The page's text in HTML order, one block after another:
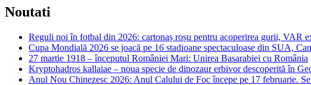
Noutati
Reguli noi în fotbal din 2026: cartonaș roșu pentru acoperirea gurii, VAR
Cupa Mondială 2026 se joacă pe 16 stadioane spectaculoase din SUA,
27 martie 1918 – începutul României Mari: Unirea Basarabiei cu România
Kryptohadros kallaiae – noua specie de dinozaur erbivor descoperită în
Anul Nou Chinezesc 2026: Anul Calului de Foc începe pe 17 februarie.